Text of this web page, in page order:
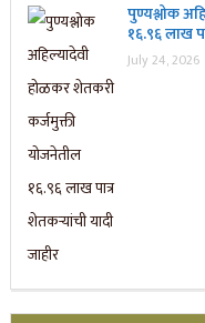
पुण्यश्लोक
१६.९६ लाख
July 24, 2026